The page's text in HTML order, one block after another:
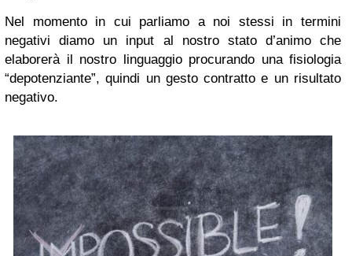
Nel momento in cui parliamo a noi stessi in termini
negativi diamo un input al nostro stato d’animo che
elaborerà il nostro linguaggio procurando una fisiologia
“depotenziante”, quindi un gesto contratto e un risultato
negativo.